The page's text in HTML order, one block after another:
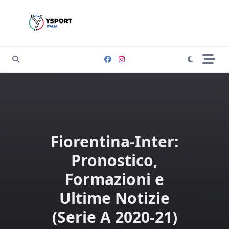
Fiorentina-Inter:
Pronostico,
Formazioni e
Ultime Notizie
(Serie A 2020-21)